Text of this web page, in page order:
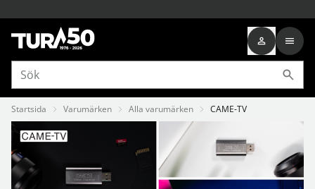
Startsida Varumärken Alla varumärken CAME-TV